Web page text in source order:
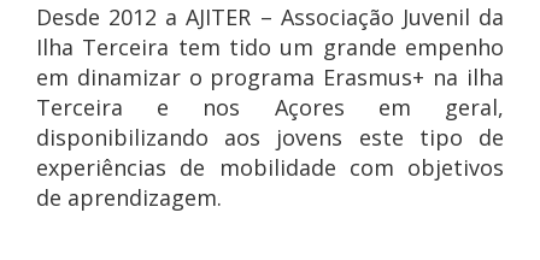
Desde 2012 a AJITER – Associação Juvenil da
Ilha Terceira tem tido um grande empenho
em dinamizar o programa Erasmus+ na ilha
Terceira e nos Açores em geral,
disponibilizando aos jovens este tipo de
experiências de mobilidade com objetivos
de aprendizagem.